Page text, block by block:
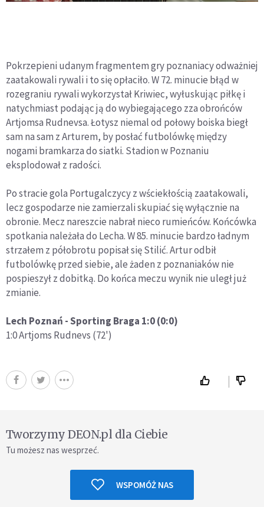
Pokrzepieni udanym fragmentem gry poznaniacy odważniej
zaatakowali rywali i to się opłaciło. W 72. minucie błąd w
rozegraniu rywali wykorzystał Kriwiec, wyłuskując piłkę i
natychmiast podając ją do wybiegającego zza obrońców
Artjomsa Rudnevsa. Łotysz niemal od połowy boiska biegł
sam na sam z Arturem, by posłać futbolówkę między
nogami bramkarza do siatki. Stadion w Poznaniu
eksplodował z radości.
Po stracie gola Portugalczycy z wściekłością zaatakowali,
lecz gospodarze nie zamierzali skupiać się wyłącznie na
obronie. Mecz nareszcie nabrał nieco rumieńców. Końcówka
spotkania należała do Lecha. W 85. minucie bardzo ładnym
strzałem z półobrotu popisał się Stilić. Artur odbił
futbolówkę przed siebie, ale żaden z poznaniaków nie
pospieszył z dobitką. Do końca meczu wynik nie uległ już
zmianie.
Lech Poznań - Sporting Braga 1:0 (0:0)
1:0 Artjoms Rudnevs (72')
Tworzymy DEON.pl dla Ciebie
Tu możesz nas wesprzeć.
WSPOMÓŻ NAS